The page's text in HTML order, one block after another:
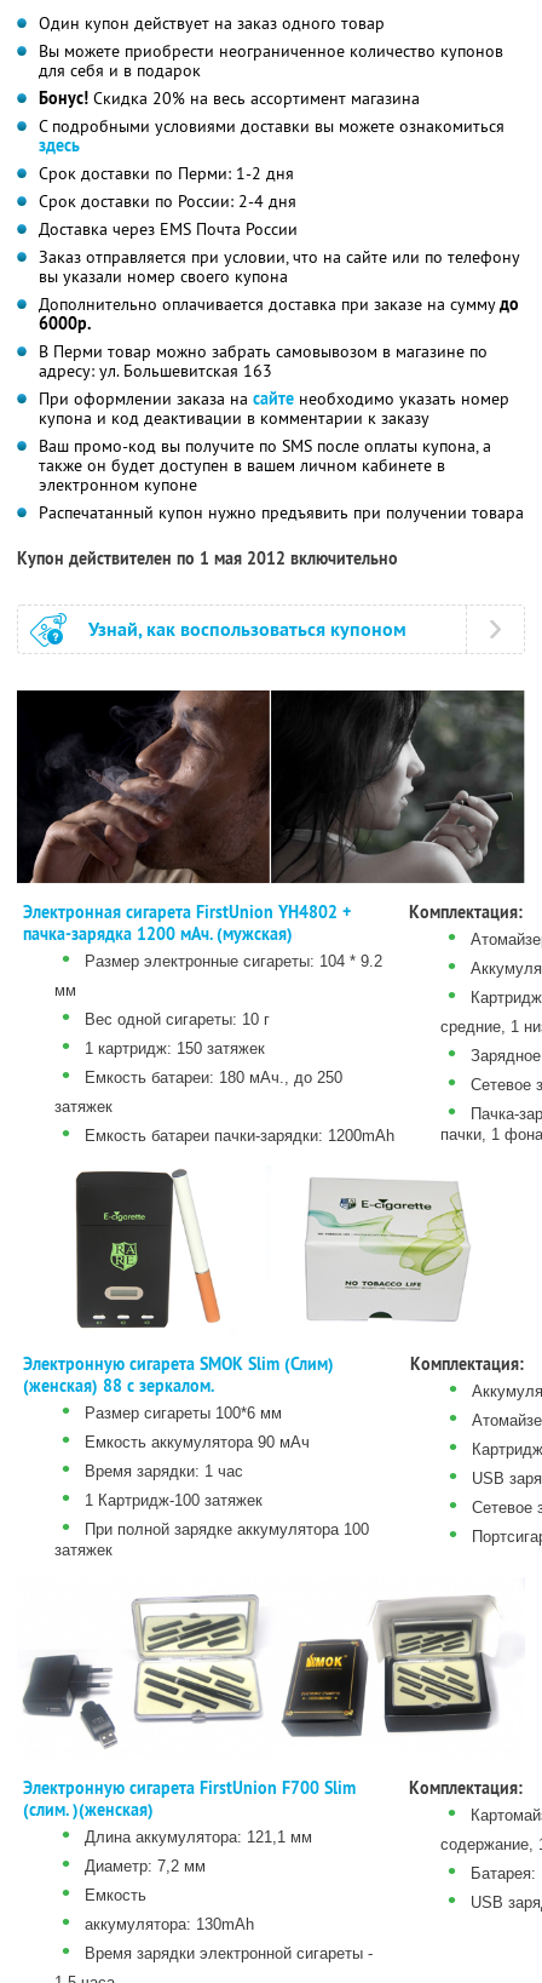
Один купон действует на заказ одного товар
Вы можете приобрести неограниченное количество купонов
для себя и в подарок
Бонус! Скидка 20% на весь ассортимент магазина
С подробными условиями доставки вы можете ознакомиться
здесь
Срок доставки по Перми: 1-2 дня
Срок доставки по России: 2-4 дня
Доставка через EMS Почта России
Заказ отправляется при условии, что на сайте или по телефону
вы указали номер своего купона
Дополнительно оплачивается доставка при заказе на суммудо
6000р.
В Перми товар можно забрать самовывозом в магазине по
адресу: ул. Большевитская 163
При оформлении заказа на сайте необходимо указать номер
купона и код деактивации в комментарии к заказу
Ваш промо-код вы получите по SMS после оплаты купона, а
также он будет доступен в вашем личном кабинете в
электронном купоне
Распечатанный купон нужно предъявить при получении товара
Купон действителен по 1 мая 2012 включительно
Узнай, как воспользоваться купоном
Электронная сигарета FirstUnion YH4802 +
пачка-зарядка 1200 мАч. (мужская)
•
Размер электронные сигареты: 104 * 9.2
мм
• Вес одной сигареты: 10 г
• 1 картридж: 150 затяжек
•
Емкость батареи: 180 мАч., до 250
затяжек
• Емкость батареи пачки-зарядки: 1200mAh
Комплектация:
•
•
•
средние, 1
•
• Сетевое
•
Пачка-
пачки, 1
Электронную сигарета SMOK Slim (Слим)
(женская) 88 с зеркалом.
• Размер сигареты 100*6 мм
• Емкость аккумулятора 90 мАч
• Время зарядки: 1 час
• 1 Картридж-100 затяжек
•
При полной зарядке аккумулятора 100
затяжек
Комплектация:
•
•
•
• USB
• Сетевое
•
Электронную сигарета FirstUnion F700 Slim
(слим. )(женская)
• Длина аккумулятора: 121,1 мм
• Диаметр: 7,2 мм
• Емкость
• аккумулятора: 130mAh
•
Время зарядки электронной сигареты -
Комплектация:
•
содержание,
• Батарея:
• USB